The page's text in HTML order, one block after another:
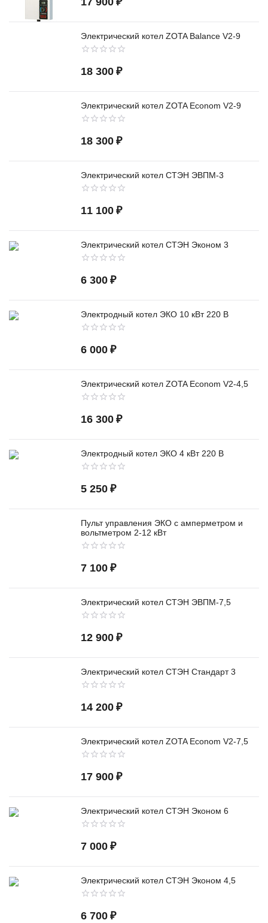
Электрический котел ZOTA Balance V2-9
18 300 ₽
Электрический котел ZOTA Econom V2-9
18 300 ₽
Электрический котел СТЭН ЭВПМ-3
11 100 ₽
Электрический котел СТЭН Эконом 3
6 300 ₽
Электродный котел ЭКО 10 кВт 220 В
6 000 ₽
Электрический котел ZOTA Econom V2-4,5
16 300 ₽
Электродный котел ЭКО 4 кВт 220 В
5 250 ₽
Пульт управления ЭКО с амперметром и
вольтметром 2-12 кВт
7 100 ₽
Электрический котел СТЭН ЭВПМ-7,5
12 900 ₽
Электрический котел СТЭН Стандарт 3
14 200 ₽
Электрический котел ZOTA Econom V2-7,5
17 900 ₽
Электрический котел СТЭН Эконом 6
7 000 ₽
Электрический котел СТЭН Эконом 4,5
6 700 ₽